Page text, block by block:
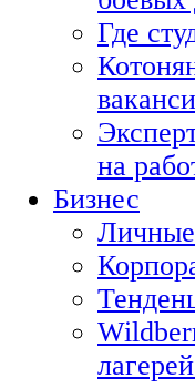
Где
на
Бизнес